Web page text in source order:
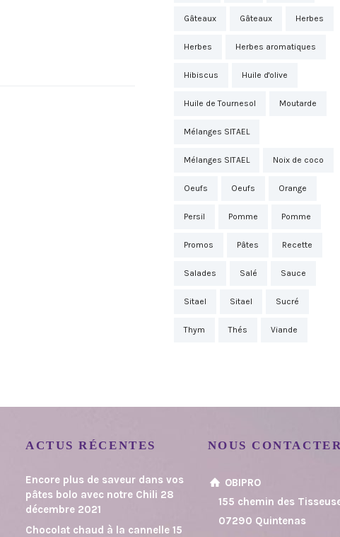
Gâteaux Gâteaux Herbes
Herbes Herbes aromatiques
Hibiscus Huile d'olive
Huile de Tournesol Moutarde
Mélanges SITAEL
Mélanges SITAEL Noix de coco
Oeufs Oeufs Orange
Persil Pomme Pomme
Promos Pâtes Recette
Salades Salé Sauce
Sitael Sitael Sucré
Thym Thés Viande
ACTUS RÉCENTES
Encore plus de saveur dans vos
pâtes bolo avec notre Chili 28
décembre 2021
Chocolat chaud à la cannelle 15
NOUS
OBIPRO
155 chemin des
07290 Quintenas